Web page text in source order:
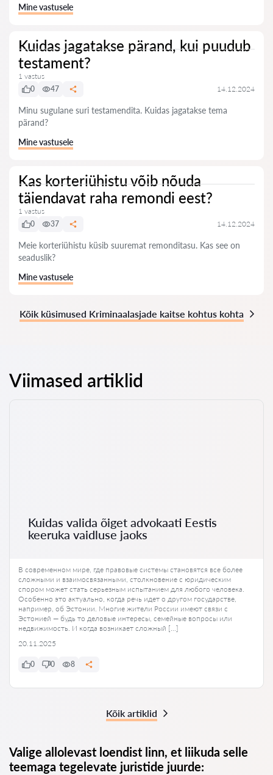
Mine vastusele
Kuidas jagatakse pärand, kui puudub
testament?
1 vastus
0
47 14.12.2024
Minu sugulane suri testamendita. Kuidas jagatakse tema
pärand?
Mine vastusele
Kas korteriühistu võib nõuda
täiendavat raha remondi eest?
1 vastus
0
37 14.12.2024
Meie korteriühistu küsib suuremat remonditasu. Kas see on
seaduslik?
Mine vastusele
Kõik küsimused Kriminaalasjade kaitse kohtus kohta
Viimased artiklid
Kuidas valida õiget advokaati Eestis
keeruka vaidluse jaoks
В современном мире, где правовые системы становятся все более
сложными и взаимосвязанными, столкновение с юридическим
спором может стать серьезным испытанием для любого человека.
Особенно это актуально, когда речь идет о другом государстве,
например, об Эстонии. Многие жители России имеют связи с
Эстонией — будь то деловые интересы, семейные вопросы или
недвижимость. И когда возникает сложный […]
20.11.2025
0 0 8
Kõik artiklid
Valige allolevast loendist linn, et liikuda selle
teemaga tegelevate juristide juurde: